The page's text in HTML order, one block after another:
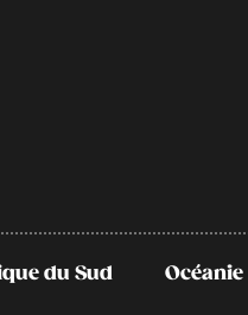
du Sud Océanie